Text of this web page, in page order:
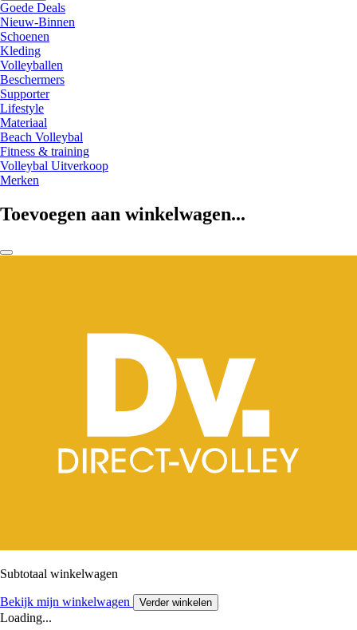
Goede Deals
Nieuw-Binnen
Schoenen
Kleding
Volleyballen
Beschermers
Supporter
Lifestyle
Materiaal
Beach Volleybal
Fitness & training
Volleybal Uitverkoop
Merken
Toevoegen aan winkelwagen...
Subtotaal winkelwagen
Bekijk mijn winkelwagen Verder winkelen
Loading...